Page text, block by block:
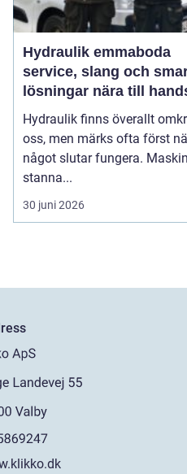
Hydraulik emmaboda
service, slang och
lösningar nära till
Hydraulik finns överallt
oss, men märks ofta först
något slutar fungera.
stanna...
30 juni 2026